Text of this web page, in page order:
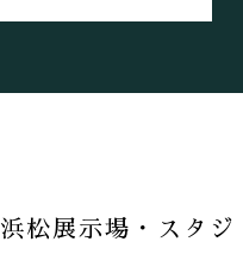
浜松展示場・スタジ